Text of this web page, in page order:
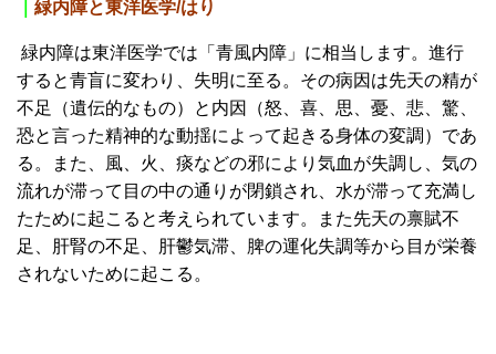
緑内障と東洋医学/はり
緑内障は東洋医学では「青風内障」に相当します。進行
すると青盲に変わり、失明に至る。その病因は先天の精が
不足（遺伝的なもの）と内因（怒、喜、思、憂、悲、驚、
恐と言った精神的な動揺によって起きる身体の変調）であ
る。また、風、火、痰などの邪により気血が失調し、気の
流れが滞って目の中の通りが閉鎖され、水が滞って充満し
たために起こると考えられています。また先天の禀賦不
足、肝腎の不足、肝鬱気滞、脾の運化失調等から目が栄養
されないために起こる。